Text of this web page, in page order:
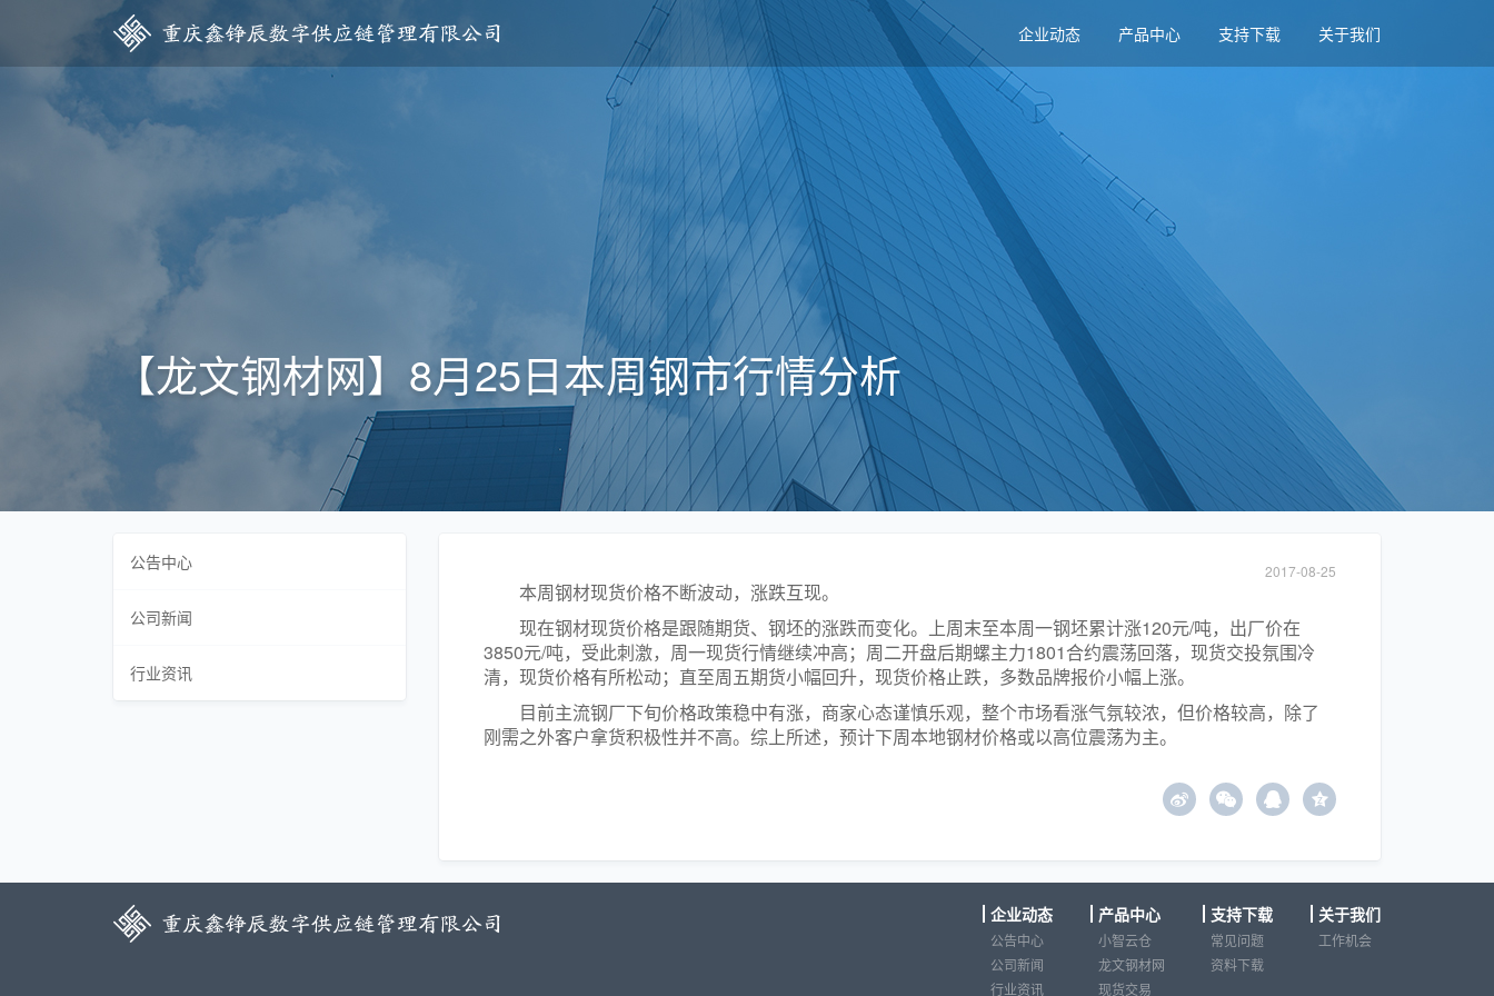
企业动态 产品中心 支持下载 关于我们
【龙文钢材网】8月25日本周钢市行情分析
公告中心
公司新闻
行业资讯
2017-08-25
本周钢材现货价格不断波动，涨跌互现。
现在钢材现货价格是跟随期货、钢坯的涨跌而变化。上周末至本周一钢坯累计涨120元/吨，出厂价在
3850元/吨，受此刺激，周一现货行情继续冲高；周二开盘后期螺主力1801合约震荡回落，现货交投氛围冷
清，现货价格有所松动；直至周五期货小幅回升，现货价格止跌，多数品牌报价小幅上涨。
目前主流钢厂下旬价格政策稳中有涨，商家心态谨慎乐观，整个市场看涨气氛较浓，但价格较高，除了
刚需之外客户拿货积极性并不高。综上所述，预计下周本地钢材价格或以高位震荡为主。
z
企业动态
公告中心
公司新闻
行业资讯
产品中心
小智云仓
龙文钢材网
现货交易
支持下载
常见问题
资料下载
关于我们
工作机会